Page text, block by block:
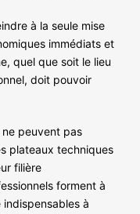
à la seule mise
immédiats et
quel que soit le lieu
doit pouvoir
peuvent pas
plateaux techniques
filière
forment à
indispensables à